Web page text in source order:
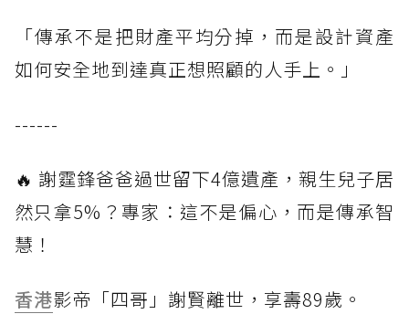
「傳承不是把財產平均分掉，而是設計資產
如何安全地到達真正想照顧的人手上。」
------
🔥 謝霆鋒爸爸過世留下4億遺產，親生兒子居
然只拿5%？專家：這不是偏心，而是傳承智
慧！
香港影帝「四哥」謝賢離世，享壽89歲。